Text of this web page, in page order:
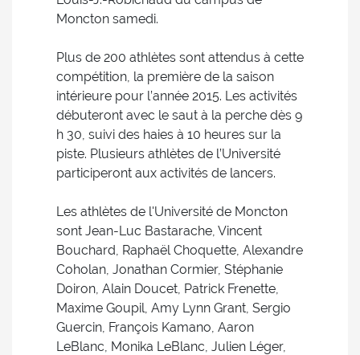
Moncton samedi.
Plus de 200 athlètes sont attendus à cette
compétition, la première de la saison
intérieure pour l’année 2015. Les activités
débuteront avec le saut à la perche dès 9
h 30, suivi des haies à 10 heures sur la
piste. Plusieurs athlètes de l’Université
participeront aux activités de lancers.
Les athlètes de l'Université de Moncton
sont Jean-Luc Bastarache, Vincent
Bouchard, Raphaël Choquette, Alexandre
Coholan, Jonathan Cormier, Stéphanie
Doiron, Alain Doucet, Patrick Frenette,
Maxime Goupil, Amy Lynn Grant, Sergio
Guercin, François Kamano, Aaron
LeBlanc, Monika LeBlanc, Julien Léger,